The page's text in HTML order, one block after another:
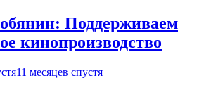
Поддерживаем
кинопроизводство
11 месяцев спустя